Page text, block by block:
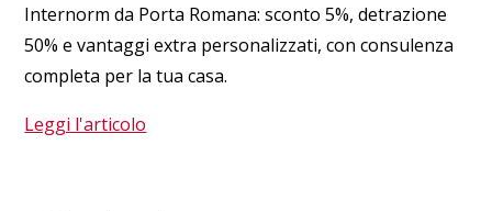
Internorm da Porta Romana: sconto 5%, detrazione
50% e vantaggi extra personalizzati, con consulenza
completa per la tua casa.
Leggi l'articolo